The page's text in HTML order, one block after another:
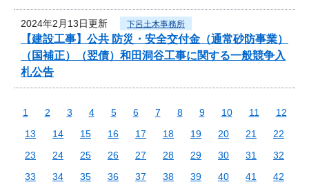
2024年2月13日更新 下呂土木事務所
【建設工事】公共 防災・安全交付金（通常砂防事業）
（国補正）（翌債）和田洞谷工事に関する一般競争入
札公告
1 2 3 4 5 6 7 8 9 10 11
12
13
14 15 16 17 18 19 20 21
22
23
24 25 26 27 28 29 30 31
32
33
34 35 36 37 38 39 40 41
42